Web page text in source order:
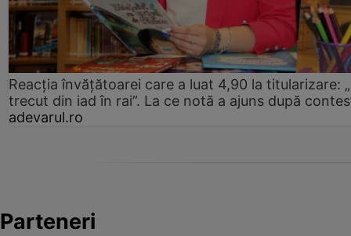
Reacția învățătoarei care a luat 4,90 la titularizare:
trecut din iad în rai”. La ce notă a ajuns după
adevarul.ro
Parteneri